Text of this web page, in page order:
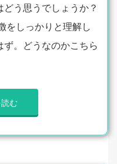
う思うでしょうか？
をしっかりと理解し
。どうなのかこちら
む